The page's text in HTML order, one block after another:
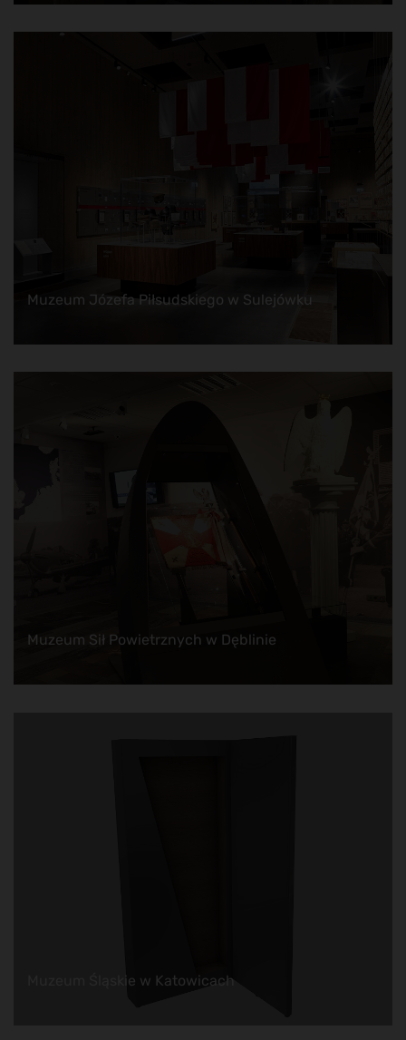
Muzeum Józefa Piłsudskiego w Sulejówku
Muzeum Sił Powietrznych w Dęblinie
Muzeum Śląskie w Katowicach